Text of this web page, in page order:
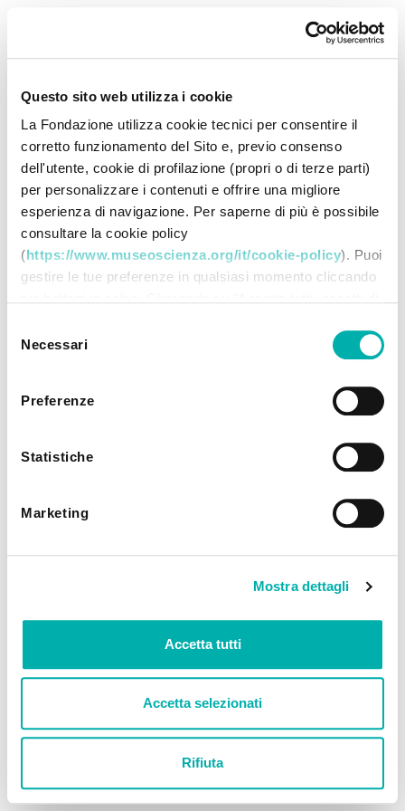
Questo sito web utilizza i cookie
La Fondazione utilizza cookie tecnici per consentire il
corretto funzionamento del Sito e, previo consenso
dell'utente, cookie di profilazione (propri o di terze parti)
per personalizzare i contenuti e offrire una migliore
esperienza di navigazione. Per saperne di più è possibile
consultare la cookie policy
(https://www.museoscienza.org/it/cookie-policy). Puoi
gestire le tue preferenze in qualsiasi momento cliccando
su "Accetta selezionati" dichiari di voler procedere
utilizzando solo i cookie prescelti, disabilitando tutti gli
altri. Selezionando "Rifiuta" procedi nella navigazione
utilizzando solo i cookie tecnici.
delNecessari
Preferenze
Statistiche
Marketing
Mostra dettagli
Accetta tutti
Accetta selezionati
Rifiuta